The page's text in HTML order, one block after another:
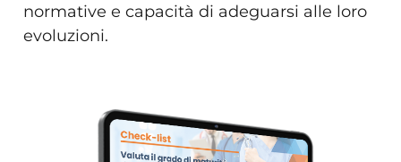
normative e capacità di adeguarsi alle loro
evoluzioni.